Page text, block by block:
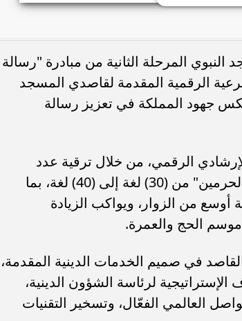
المرحلة الثانية من مبادرة "رسالة
الرقمية المقدمة لقاصدي المسجد
جهود المملكة في تعزيز رسالة
الرقمي، من خلال ترقية عدد
اللغات المتاحة على الشاشات الرقمية وموقع "رسالة الحرمين" من (30) لغة إلى (40) لغة، بما
من الزوار، ويواكب الزيادة
موسم الحج والعمرة.
في صميم الخدمات الدينية المقدمة،
رؤية المملكة 2030، والأهداف الإستراتيجية لرئاسة الشؤون الدينية،
العالمي الفعّال، وتسخير التقنيات